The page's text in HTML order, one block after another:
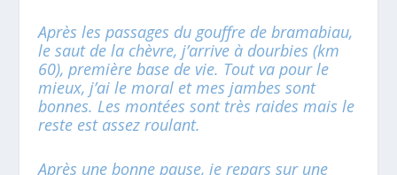
Après les passages du gouffre de bramabiau,
le saut de la chèvre, j’arrive à dourbies (km
60), première base de vie. Tout va pour le
mieux, j’ai le moral et mes jambes sont
bonnes. Les montées sont très raides mais le
reste est assez roulant.
Après une bonne pause, je repars sur une